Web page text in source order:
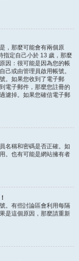
，那麼可能會有兩個原
指定自己小於 13 歲，那麼
因：很可能是因為您的帳
己或由管理員啟用帳號。
。如果您收到了電子郵
電子郵件，那麼您註冊的
濾掉。如果您確信電子郵
名稱和密碼是否正確。如
。也有可能是網站擁有者
。有些討論區會利用每隔
是這個原因，那麼請重新